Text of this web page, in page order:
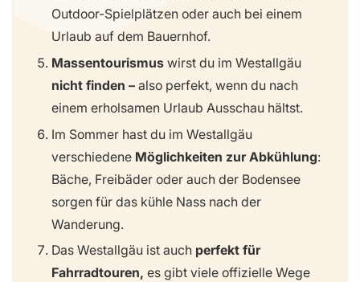
Outdoor-Spielplätzen oder auch bei einem
Urlaub auf dem Bauernhof.
Massentourismus wirst du im Westallgäu
nicht finden – also perfekt, wenn du nach
einem erholsamen Urlaub Ausschau hältst.
Im Sommer hast du im Westallgäu
verschiedene Möglichkeiten zur Abkühlung:
Bäche, Freibäder oder auch der Bodensee
sorgen für das kühle Nass nach der
Wanderung.
Das Westallgäu ist auch perfekt für
Fahrradtouren, es gibt viele offizielle Wege